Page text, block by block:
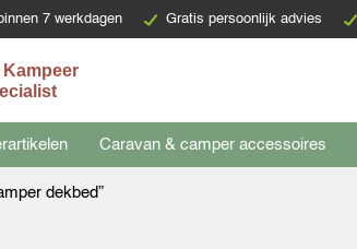
7 werkdagen Gratis persoonlijk advies
Caravan & camper accessoires
dekbed”